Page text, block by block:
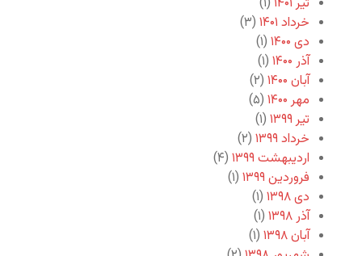
خرداد ۱۴۰۱
(۳)
دی ۱۴۰۰
(۱)
آذر ۱۴۰۰
(۱)
آبان ۱۴۰۰
(۲)
مهر ۱۴۰۰
(۵)
تیر ۱۳۹۹
(۱)
خرداد ۱۳۹۹
(۲)
اردیبهشت ۱۳۹۹
(۴)
فروردین ۱۳۹۹
(۱)
دی ۱۳۹۸
(۱)
آذر ۱۳۹۸
(۱)
آبان ۱۳۹۸
(۱)